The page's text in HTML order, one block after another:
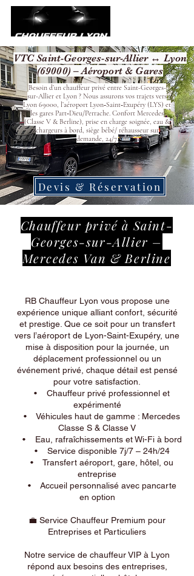
VTC Saint-Georges-sur-Allier ↔ Lyon
(69000) – Aéroport & Gares
Besoin d’un chauffeur privé entre Saint-Georges-
sur-Allier et Lyon ? Nous assurons vos trajets vers
Lyon 69000, l’aéroport Lyon‑Saint‑Exupéry (LYS) et
les gares Part‑Dieu/Perrache. Confort Mercedes
(Classe V & Berline), prise en charge soignée, eau &
chargeurs à bord, siège bébé/ réhausseur sur
demande, 24/7.
Devis & Réservation
Chauffeur privé à Saint-
Georges-sur-Allier –
Mercedes Van & Berline
RB Chauffeur Lyon vous propose une
expérience unique alliant confort, sécurité
et prestige. Que ce soit pour un transfert
vers l’aéroport de Lyon-Saint-Exupéry, une
mise à disposition pour la journée, un
déplacement professionnel ou un
événement privé, chaque détail est pensé
pour votre satisfaction.
• Chauffeur privé professionnel et
expérimenté
• Véhicules haut de gamme : Mercedes
Classe S & Classe V
• Eau, rafraîchissements et Wi-Fi à bord
• Service disponible 7j/7 – 24h/24
• Transfert aéroport, gare, hôtel, ou
entreprise
• Accueil personnalisé avec pancarte
en option
💼 Service Chauffeur Premium pour
Entreprises et Particuliers
Notre service de chauffeur VIP à Lyon
répond aux besoins des entreprises,